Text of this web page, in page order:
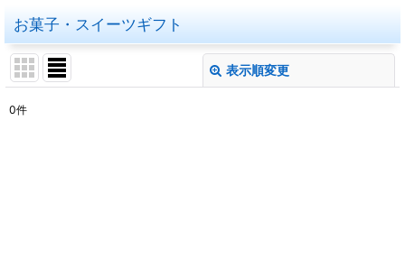
お菓子・スイーツギフト
表示順変更
0件